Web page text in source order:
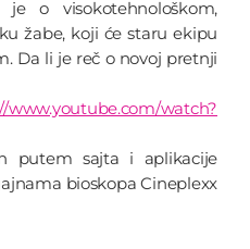
o visokotehnološkom,
žabe, koji će staru ekipu
Da li je reč o novoj pretnji
www.youtube.com/watch?
putem sajta i aplikacije
bioskopa Cineplexx